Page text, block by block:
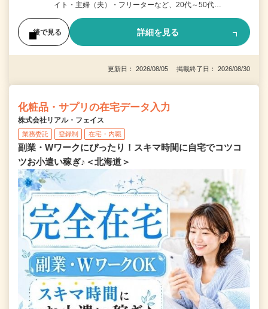
イト・主婦（夫）・フリーターなど、20代～50代…
後で見る 詳細を見る
更新日： 2026/08/05 掲載終了日： 2026/08/30
化粧品・サプリの在宅データ入力
株式会社リアル・フェイス
業務委託 登録制 在宅・内職
副業・Wワークにぴったり！スキマ時間に自宅でコツコ
ツお小遣い稼ぎ♪＜北海道＞